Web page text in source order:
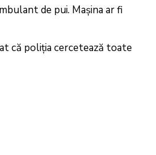
de pui. Mașina ar fi
că poliția cercetează toate